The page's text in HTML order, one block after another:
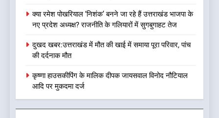
चुनाव जीतने पर फोकस पूरा, लेकिन
संगठन अभी भी अधूरा, कार्यकारिणी
को लेकर क्या बोले गोदियाल
उत्तराखण्ड
1
धामी सरकार का बड़ा एक्शन
क्या रमेश पोखरियाल ‘निशंक’ बनने जा रहे हैं उत्तराखंड भाजपा के
नए प्रदेश अध्यक्ष? राजनीति के गलियारों में सुगबुगाहट तेज
दुखद खबर:उत्तराखंड में मौत की खाई में समाया पूरा परिवार, पांच
की दर्दनाक मौत
कृष्णा हाउसकीपिंग के मालिक दीपक जायसवाल विनोद नौटियाल
आदि पर मुकदमा दर्ज